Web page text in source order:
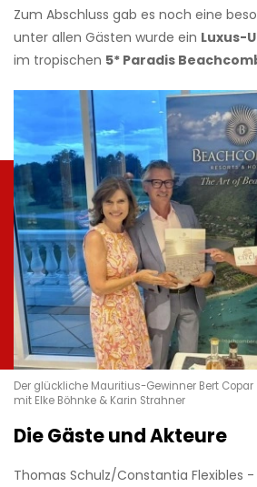
Zum Abschluss gab es noch eine
unter allen Gästen wurde ein Luxus-
im tropischen 5* Paradis
Der glückliche Mauritius-Gewinner Bert Copar
mit Elke Böhnke & Karin Strahner
Die Gäste und Akteure
Thomas Schulz/Constantia Flexibles -